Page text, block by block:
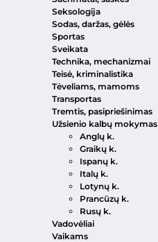
Seksologija
Sodas, daržas, gėlės
Sportas
Sveikata
Technika, mechanizmai
Teisė, kriminalistika
Tėveliams, mamoms
Transportas
Tremtis, pasipriešinimas
Užsienio kalbų mokymas
Anglų k.
Graikų k.
Ispanų k.
Italų k.
Lotynų k.
Prancūzų k.
Rusų k.
Vadovėliai
Vaikams